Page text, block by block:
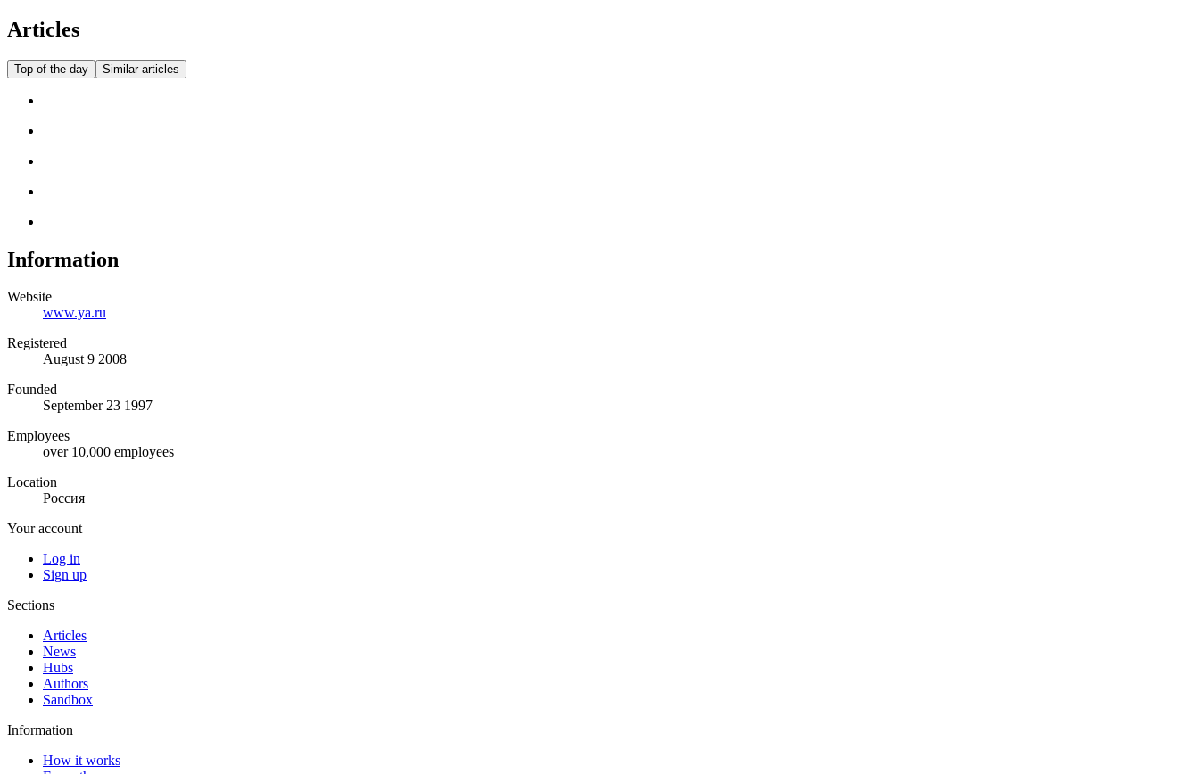
Articles
Top of the day Similar articles
Information
Website
www.ya.ru
Registered
August 9 2008
Founded
September 23 1997
Employees
over 10,000 employees
Location
Россия
Your account
Log in
Sign up
Sections
Articles
News
Hubs
Authors
Sandbox
Information
How it works